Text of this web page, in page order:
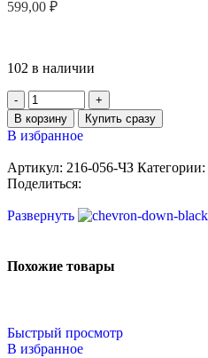
599,00 ₽
102 в наличии
В корзину Купить сразу
В избранное
Артикул: 216-056-ЧЗ Категории:
Поделиться:
Развернуть
Похожие товары
Быстрый просмотр
В избранное